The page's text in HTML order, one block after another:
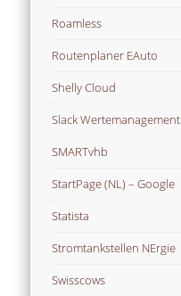
Roamless
Routenplaner EAuto
Shelly Cloud
Slack Wertemanagement
SMARTvhb
StartPage (NL) – Google
Statista
Stromtankstellen NErgie
Swisscows